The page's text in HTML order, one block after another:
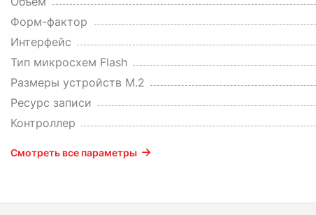
Форм-фактор
Интерфейс
Тип микросхем Flash
Размеры устройств M.2
Ресурс записи
Контроллер
Смотреть все параметры